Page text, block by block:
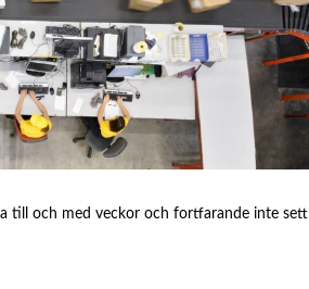
till och med veckor och fortfarande inte sett